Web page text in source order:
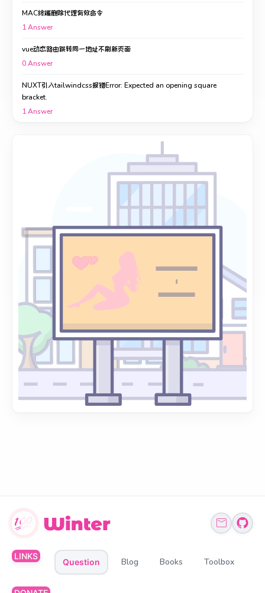
MAC终端删除代理有效命令
1Answer
vue动态路由跳转同一地址不刷新页面
0Answer
NUXT引入tailwindcss报错Error: Expected an opening square
bracket.
1Answer
LINKS
Question Blog Books Toolbox